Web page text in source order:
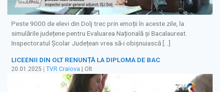
Peste 9000 de elevi din Dolj trec prin emoții în aceste zile, la
simulările județene pentru Evaluarea Națională și Bacalaureat.
Inspectoratul Școlar Județean vrea să-i obișnuiască […]
LICEENII DIN OLT RENUNȚĂ LA DIPLOMA DE BAC
20.01.2025 TVR Craiova | Olt